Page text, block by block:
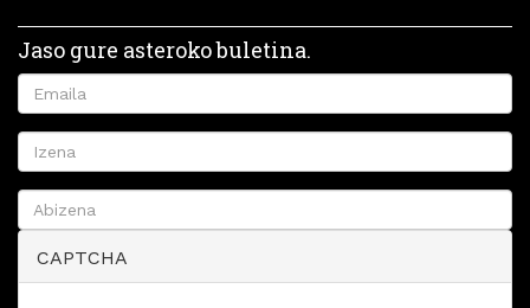
Jaso gure asteroko buletina.
CAPTCHA